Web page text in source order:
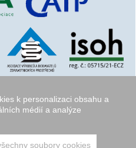
k personalizaci obsahu a
médií a analýze
soubory cookies